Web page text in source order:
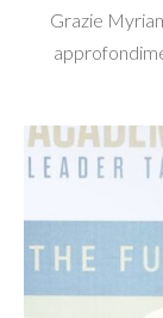
Grazie